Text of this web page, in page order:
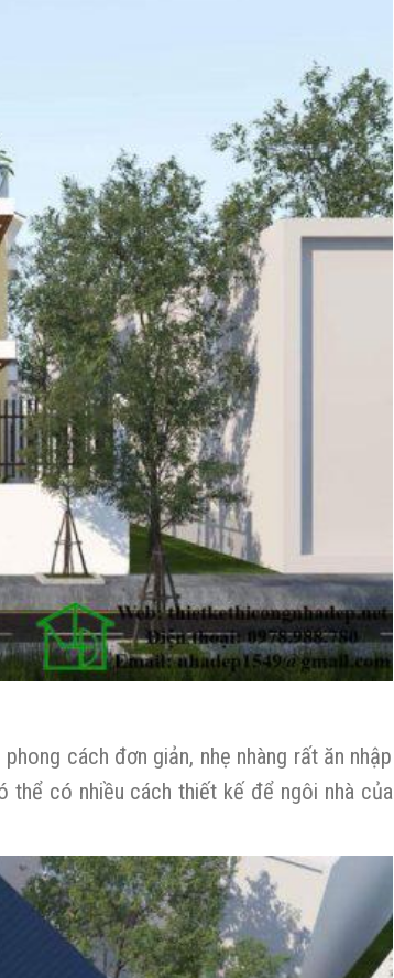
cách đơn giản, nhẹ nhàng rất ăn nhập
thể có nhiều cách thiết kế để ngôi nhà của